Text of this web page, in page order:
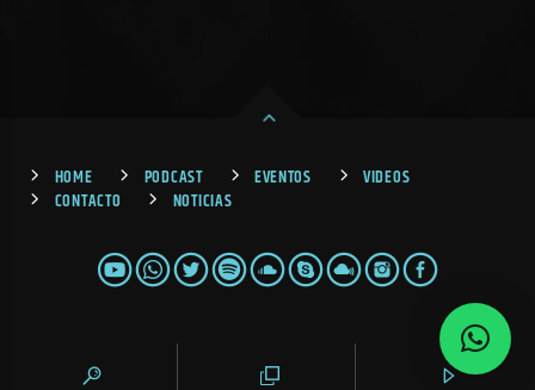
HOME PODCAST EVENTOS
VIDEOS
CONTACTO
NOTICIAS